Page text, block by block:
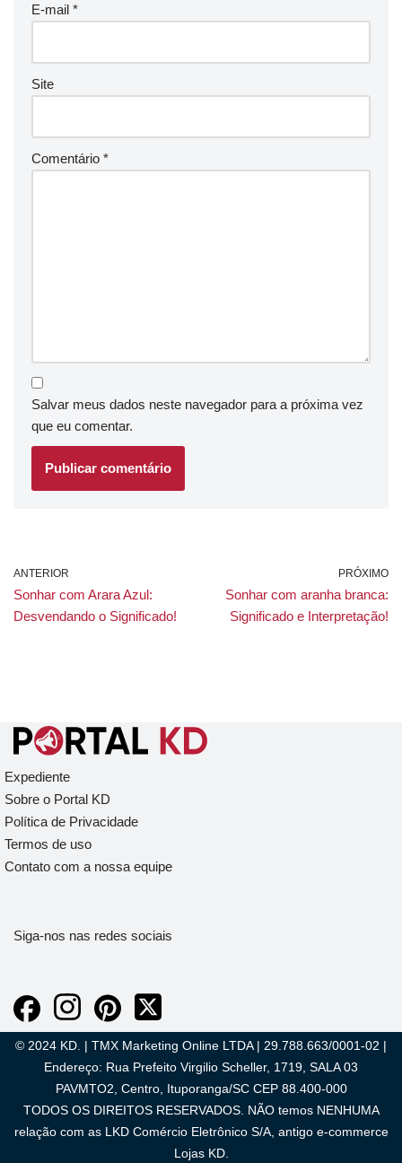
E-mail *
Site
Comentário *
Salvar meus dados neste navegador para a próxima vez
que eu comentar.
ANTERIOR
Sonhar com Arara Azul:
Desvendando o Significado!
PRÓXIMO
Sonhar com aranha branca:
Significado e Interpretação!
Expediente
Sobre o Portal KD
Política de Privacidade
Termos de uso
Contato com a nossa equipe
Siga-nos nas redes sociais
© 2024 KD. | TMX Marketing Online LTDA | 29.788.663/0001-02 |
Endereço: Rua Prefeito Virgilio Scheller, 1719, SALA 03
PAVMTO2, Centro, Ituporanga/SC CEP 88.400-000
TODOS OS DIREITOS RESERVADOS. NÃO temos NENHUMA
relação com as LKD Comércio Eletrônico S/A, antigo e-commerce
Lojas KD.